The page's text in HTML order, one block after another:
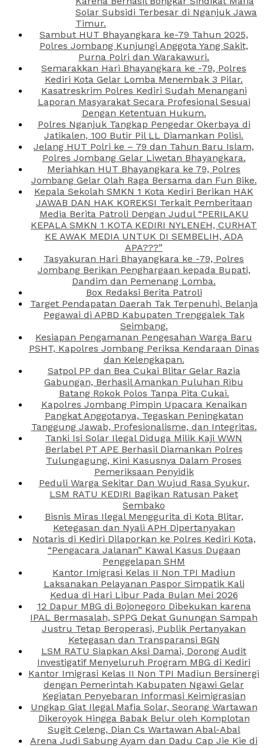
Solar Subsidi Terbesar di Nganjuk Jawa
Timur.
Sambut HUT Bhayangkara ke-79 Tahun 2025,
Polres Jombang Kunjungi Anggota Yang Sakit,
Purna Polri dan Warakawuri.
Semarakkan Hari Bhayangkara ke -79, Polres
Kediri Kota Gelar Lomba Menembak 3 Pilar.
Kasatreskrim Polres Kediri Sudah Menangani
Laporan Masyarakat Secara Profesional Sesuai
Dengan Ketentuan Hukum.
Polres Nganjuk Tangkap Pengedar Okerbaya di
Jatikalen, 100 Butir Pil LL Diamankan Polisi.
Jelang HUT Polri ke – 79 dan Tahun Baru Islam,
Polres Jombang Gelar Liwetan Bhayangkara.
Meriahkan HUT Bhayangkara ke 79, Polres
Jombang Gelar Olah Raga Bersama dan Fun Bike.
Kepala Sekolah SMKN 1 Kota Kediri Berikan HAK
JAWAB DAN HAK KOREKSI Terkait Pemberitaan
Media Berita Patroli Dengan Judul “PERILAKU
KEPALA SMKN 1 KOTA KEDIRI NYLENEH, CURHAT
KE AWAK MEDIA UNTUK DI SEMBELIH, ADA
APA???”
Tasyakuran Hari Bhayangkara ke -79, Polres
Jombang Berikan Penghargaan kepada Bupati,
Dandim dan Pemenang Lomba.
Box Redaksi Berita Patroli
Target Pendapatan Daerah Tak Terpenuhi, Belanja
Pegawai di APBD Kabupaten Trenggalek Tak
Seimbang.
Kesiapan Pengamanan Pengesahan Warga Baru
PSHT, Kapolres Jombang Periksa Kendaraan Dinas
dan Kelengkapan.
Satpol PP dan Bea Cukai Blitar Gelar Razia
Gabungan, Berhasil Amankan Puluhan Ribu
Batang Rokok Polos Tanpa Pita Cukai.
Kapolres Jombang Pimpin Upacara Kenaikan
Pangkat Anggotanya, Tegaskan Peningkatan
Tanggung Jawab, Profesionalisme, dan Integritas.
Tanki Isi Solar Ilegal Diduga Milik Kaji WWN
Berlabel PT APE Berhasil Diamankan Polres
Tulungagung, Kini Kasusnya Dalam Proses
Pemeriksaan Penyidik
Peduli Warga Sekitar Dan Wujud Rasa Syukur,
LSM RATU KEDIRI Bagikan Ratusan Paket
Sembako
Bisnis Miras Ilegal Menggurita di Kota Blitar,
Ketegasan dan Nyali APH Dipertanyakan
Notaris di Kediri Dilaporkan ke Polres Kediri Kota,
“Pengacara Jalanan” Kawal Kasus Dugaan
Penggelapan SHM
Kantor Imigrasi Kelas II Non TPI Madiun
Laksanakan Pelayanan Paspor Simpatik Kali
Kedua di Hari Libur Pada Bulan Mei 2026
12 Dapur MBG di Bojonegoro Dibekukan karena
IPAL Bermasalah, SPPG Dekat Gunungan Sampah
Justru Tetap Beroperasi, Publik Pertanyakan
Ketegasan dan Transparansi BGN
LSM RATU Siapkan Aksi Damai, Dorong Audit
Investigatif Menyeluruh Program MBG di Kediri
Kantor Imigrasi Kelas II Non TPI Madiun Bersinergi
dengan Pemerintah Kabupaten Ngawi Gelar
Kegiatan Penyebaran Informasi Keimigrasian
Ungkap Giat Ilegal Mafia Solar, Seorang Wartawan
Dikeroyok Hingga Babak Belur oleh Komplotan
Sugit Celeng, Dian Cs Wartawan Abal-Abal
Arena Judi Sabung Ayam dan Dadu Cap Jie Kie di